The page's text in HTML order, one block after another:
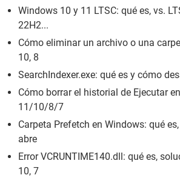
Windows 10 y 11 LTSC: qué es, vs.
22H2...
Cómo eliminar un archivo o una
10, 8
SearchIndexer.exe: qué es y cómo
Cómo borrar el historial de Ejecutar
11/10/8/7
Carpeta Prefetch en Windows: qué
abre
Error VCRUNTIME140.dll: qué es,
10, 7